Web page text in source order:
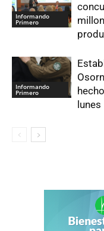
Informando
Primero
Informando
Primero
lunes